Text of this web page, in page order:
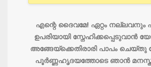
എന്റെ ദൈവമേ! ഏറ്റം നല്ലവനും
ഉപരിയായി സ്നേഹിക്കപ്പെടുവാന്‍
അങ്ങേയ്ക്കെതിരാരി പാപം
പൂര്‍ണ്ണഹൃദയത്തോടെ ഞാന്‍